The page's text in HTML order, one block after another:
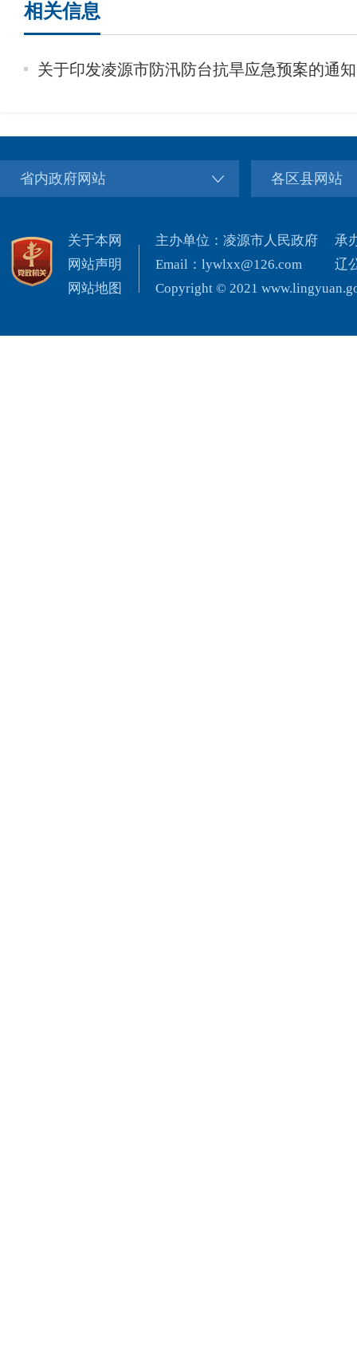
相关信息
关于印发凌源市防汛防台抗旱应急预案的通知
省内政府网站 各区县网站
关于本网
网站声明
网站地图
主办单位：凌源市人民政府
Email：lywlxx@126.com
Copyright © 2021
承
辽